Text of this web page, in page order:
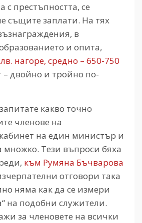
с престъпността, се
същите заплати. На тях
в
и опита,
нагоре, средно – 650-750
– двойно и тройно по-
какво точно
членове на
на един министър и
множко. Тези въпроси бяха
към Румяна Бъчварова
отговори така
няма как да се измери
на подобни служители.
за членовете на всички